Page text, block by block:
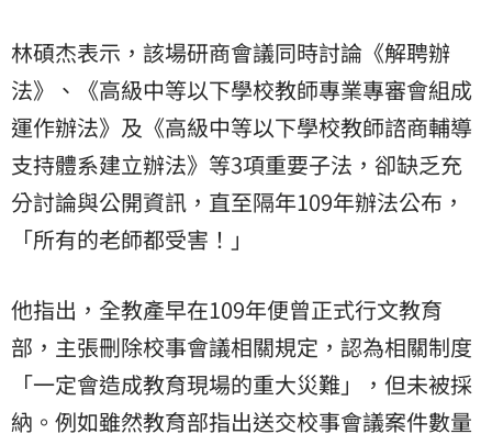
林碩杰表示，該場研商會議同時討論《解聘辦
法》、《高級中等以下學校教師專業專審會組成
運作辦法》及《高級中等以下學校教師諮商輔導
支持體系建立辦法》等3項重要子法，卻缺乏充
分討論與公開資訊，直至隔年109年辦法公布，
「所有的老師都受害！」
他指出，全教產早在109年便曾正式行文教育
部，主張刪除校事會議相關規定，認為相關制度
「一定會造成教育現場的重大災難」，但未被採
納。例如雖然教育部指出送交校事會議案件數量